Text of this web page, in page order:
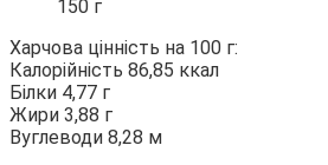
150 г
Харчова цінність на 100 г:
Калорійність 86,85 ккал
Білки 4,77 г
Жири 3,88 г
Вуглеводи 8,28 м